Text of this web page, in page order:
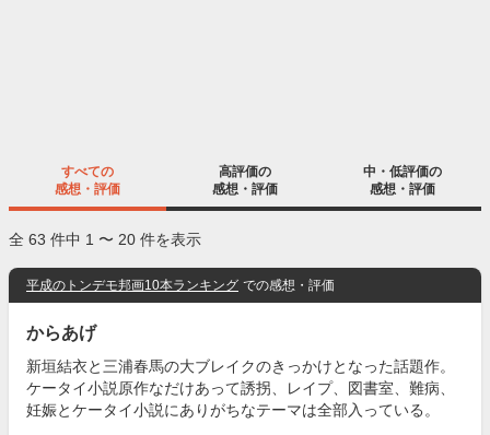
すべての
感想・評価
高評価の
感想・評価
中・低評価の
感想・評価
全 63 件中 1 〜 20 件を表示
平成のトンデモ邦画10本ランキング での感想・評価
からあげ
新垣結衣と三浦春馬の大ブレイクのきっかけとなった話題作。
ケータイ小説原作なだけあって誘拐、レイプ、図書室、難病、
妊娠とケータイ小説にありがちなテーマは全部入っている。